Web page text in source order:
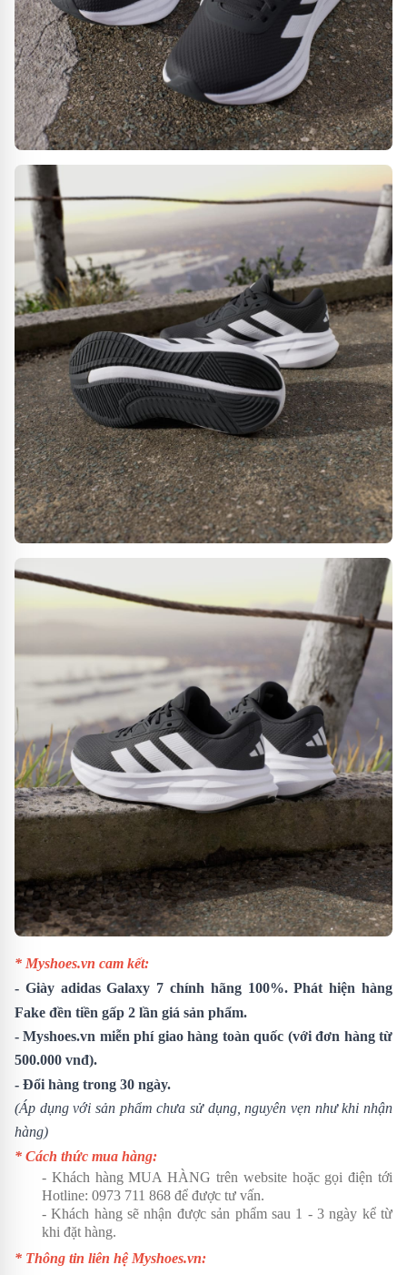
* Myshoes.vn cam kết:
- Giày adidas Galaxy 7 chính hãng 100%. Phát hiện hàng
Fake đền tiền gấp 2 lần giá sản phẩm.
- Myshoes.vn miễn phí giao hàng toàn quốc (với đơn hàng từ
500.000 vnđ).
- Đổi hàng trong 30 ngày.
(Áp dụng với sản phẩm chưa sử dụng, nguyên vẹn như khi nhận
hàng)
* Cách thức mua hàng:
- Khách hàng MUA HÀNG trên website hoặc gọi điện tới
Hotline: 0973 711 868 để được tư vấn.
- Khách hàng sẽ nhận được sản phẩm sau 1 - 3 ngày kể từ
khi đặt hàng.
* Thông tin liên hệ Myshoes.vn: